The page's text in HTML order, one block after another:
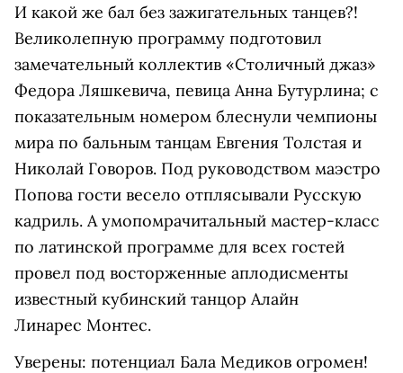
И какой же бал без зажигательных танцев?!
Великолепную программу подготовил
замечательный коллектив «Столичный джаз»
Федора Ляшкевича, певица Анна Бутурлина; с
показательным номером блеснули чемпионы
мира по бальным танцам Евгения Толстая и
Николай Говоров. Под руководством маэстро
Попова гости весело отплясывали Русскую
кадриль. А умопомрачитальный мастер-класс
по латинской программе для всех гостей
провел под восторженные аплодисменты
известный кубинский танцор Алайн
Линарес Монтес.
Уверены: потенциал Бала Медиков огромен!